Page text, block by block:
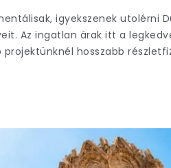
igyekszenek utolérni
Az ingatlan árak itt a
hosszabb